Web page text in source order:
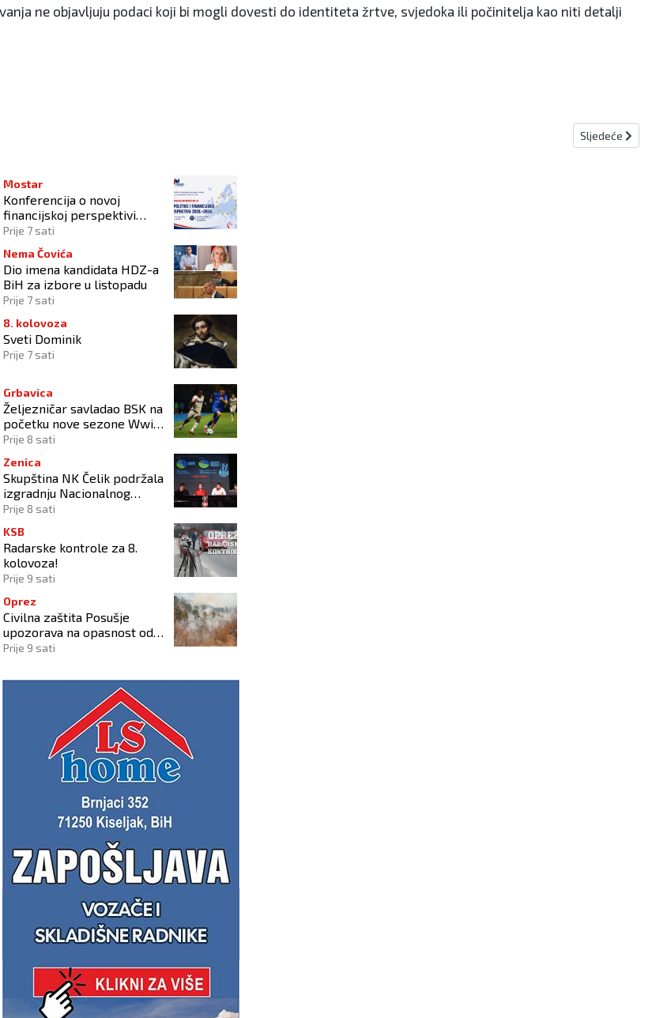
ne objavljuju podaci koji bi mogli dovesti do identiteta žrtve, svjedoka ili počinitelja kao niti detalji
Sljedeći
Sljedeće
Mostar
Konferencija o novoj
financijskoj perspektivi
Europske unije 2028.–2034.
Prije 7 sati
Nema Čovića
Dio imena kandidata HDZ-a
BiH za izbore u listopadu
Prije 7 sati
8. kolovoza
Sveti Dominik
Prije 7 sati
Grbavica
Željezničar savladao BSK na
početku nove sezone Wwin
lige BiH
Prije 8 sati
Zenica
Skupština NK Čelik podržala
izgradnju Nacionalnog
stadiona
Prije 8 sati
KSB
Radarske kontrole za 8.
kolovoza!
Prije 9 sati
Oprez
Civilna zaštita Posušje
upozorava na opasnost od
požara na Blidinju
Prije 9 sati